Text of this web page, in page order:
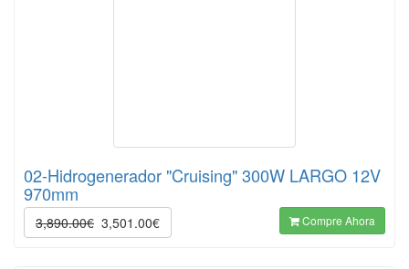
02-Hidrogenerador "Cruising" 300W LARGO 12V
970mm
3,890.00€ 3,501.00€ Compre Ahora